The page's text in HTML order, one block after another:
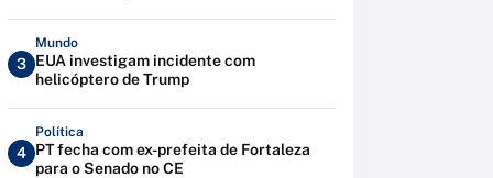
3
Mundo
EUA investigam incidente com
helicóptero de Trump
4
Política
PT fecha com ex-prefeita de Fortaleza
para o Senado no CE